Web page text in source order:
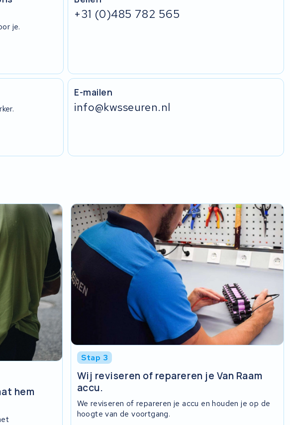
je.
+31 (0)485 782 565
E-mailen
info@kwsseuren.nl
hem
Stap 3
Wij reviseren of repareren je Van Raam
accu.
We reviseren of repareren je accu en houden je op de
hoogte van de voortgang.